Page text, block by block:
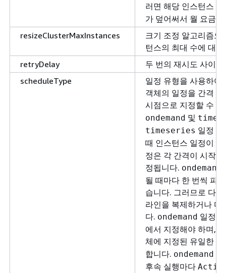
러면 해당 인스턴스
가 덮어써서 월 요금
resizeClusterMaxInstances
크기 조정 알고리즘으
턴스의 최대 수에 대
retryDelay
두 번의 재시도 사이
scheduleType
일정 유형을 사용하여
객체의 일정을 간격
시점으로 지정할 수
ondemand 및
timeseries 일정
때 인스턴스 일정이
정은 각 간격이 시작
정됩니다. ondemand
될 때마다 한 번씩 파
습니다. 그러므로 다
라인을 복제하거나 다
다. ondemand 일정
에서 지정해야 하며,
체에 지정된 유일한
합니다. ondemand
후속 실행마다